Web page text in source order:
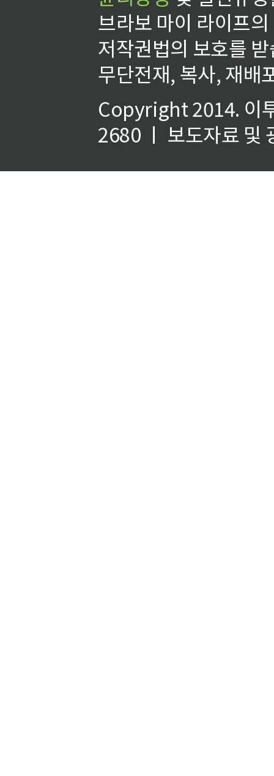
브라보 마이 라이프
저작권법의 보호를
무단전재, 복사, 재배
Copyright 2014. 이
2680 ㅣ 보도자료